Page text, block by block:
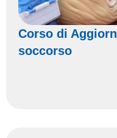
Corso di
soccorso